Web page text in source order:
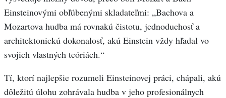
Einsteinovými obľúbenými skladateľmi: „Bachova a
Mozartova hudba má rovnakú čistotu, jednoduchosť a
architektonickú dokonalosť, akú Einstein vždy hľadal vo
svojich vlastných teóriách.“
Tí, ktorí najlepšie rozumeli Einsteinovej práci, chápali, akú
dôležitú úlohu zohrávala hudba v jeho profesionálnych